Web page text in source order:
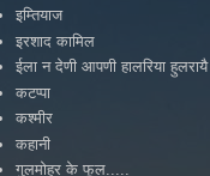
इम्तियाज
इरशाद कामिल
ईला न देणी आपणी हालरिया हुलरायै
कटप्पा
कश्मीर
कहानी
गुलमोहर के फूल.....